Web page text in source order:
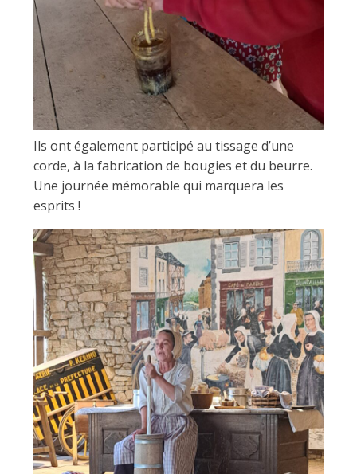
Ils ont également participé au tissage d’une
corde, à la fabrication de bougies et du beurre.
Une journée mémorable qui marquera les
esprits !